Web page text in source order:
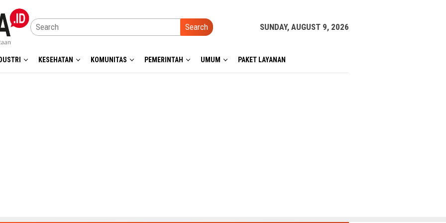
Search SUNDAY, AUGUST 9, 2026
KESEHATAN KOMUNITAS PEMERINTAH UMUM PAKET LAYANAN